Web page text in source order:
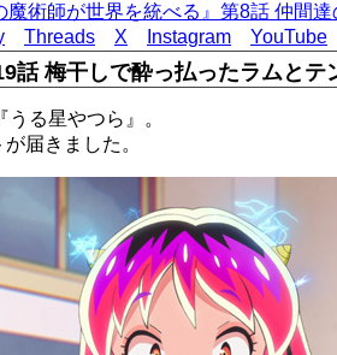
魔術師が世界を統べる』第8話 仲間
Threads X Instagram YouTube
話 梅干しで酔っ払ったラムとテ
る星やつら』。
届きました。